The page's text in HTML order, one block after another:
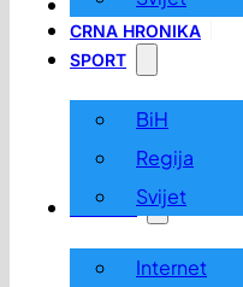
LOKALNO
CRNA HRONIKA
SPORT
BiH
Regija
Svijet
ZABAVA
Internet